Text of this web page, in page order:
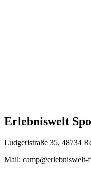
Erlebniswelt
Ludgeristraße 35, 48734
Mail: camp@erlebniswelt-